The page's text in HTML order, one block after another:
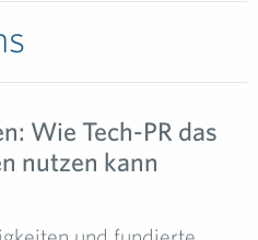
Wie Tech-PR das
nutzen kann